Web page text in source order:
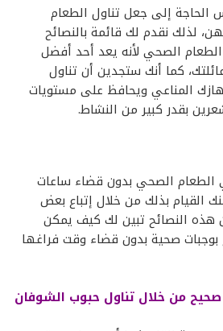
الحاجة إلى جعل تناول الطعام
لذلك نقدم لك قائمة بالنصائح
الصحي لأنه يعد أحد أفضل
كما أنك ستجدين أن تناول
المناعي ويحافظ على مستويات
بقدر كبير من النشاط.
الصحي بدون قضاء ساعات
القيام بذلك من خلال إتباع بعض
هذه النصائح تبين لك كيف يمكن
بوجبات صحية بدون قضاء وقت فراغها
من خلال تناول حبوب الشوفان